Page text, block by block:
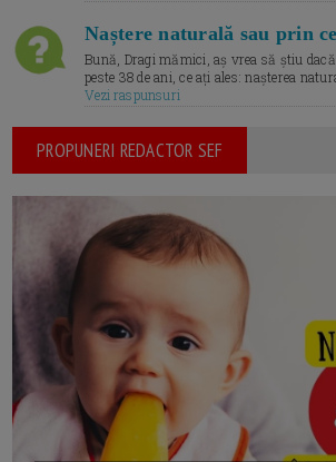
Naștere naturală sau prin
Bună, Dragi mămici, aș vrea să știu
peste 38 de ani, ce ați ales: nașterea
Vezi raspunsuri
PROPUNERI REDACTOR SEF